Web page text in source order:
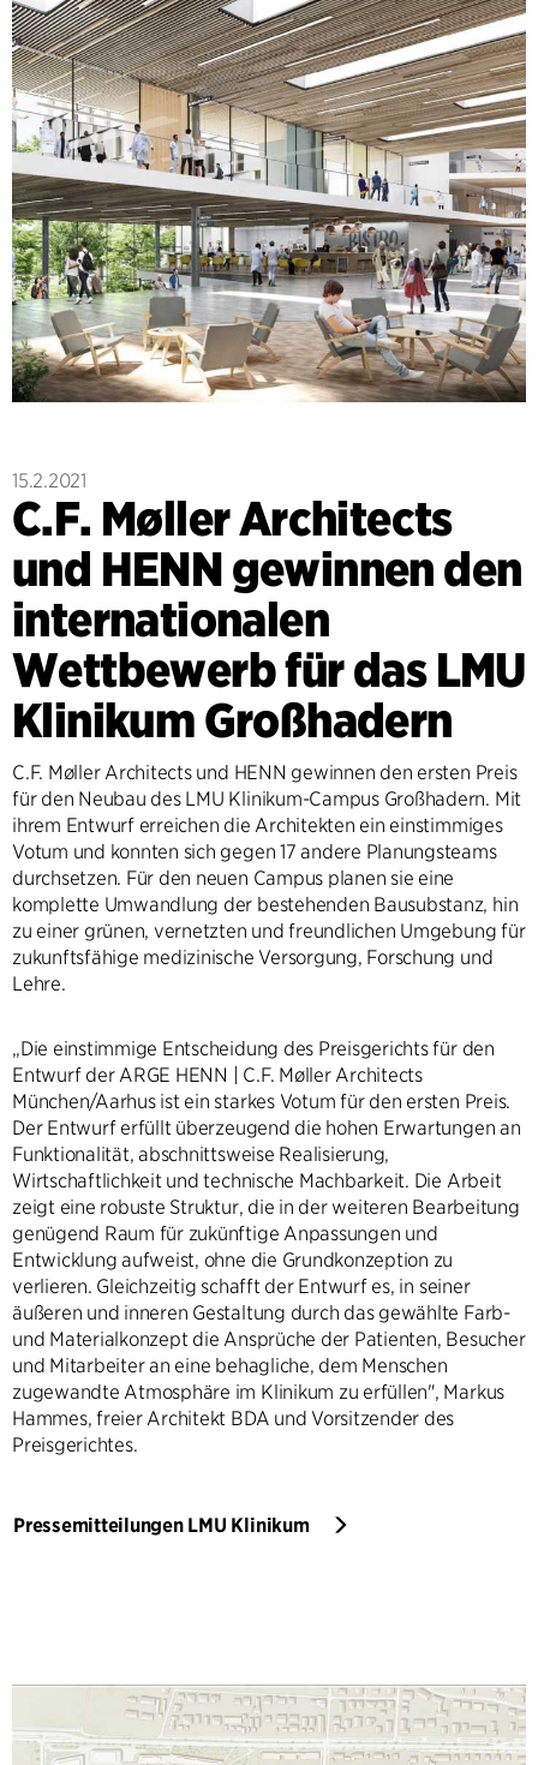
15.2.2021
C.F. Møller Architects
und HENN gewinnen den
internationalen
Wettbewerb für das LMU
Klinikum Großhadern
C.F. Møller Architects und HENN gewinnen den ersten Preis
für den Neubau des LMU Klinikum-Campus Großhadern. Mit
ihrem Entwurf erreichen die Architekten ein einstimmiges
Votum und konnten sich gegen 17 andere Planungsteams
durchsetzen. Für den neuen Campus planen sie eine
komplette Umwandlung der bestehenden Bausubstanz, hin
zu einer grünen, vernetzten und freundlichen Umgebung für
zukunftsfähige medizinische Versorgung, Forschung und
Lehre.
„Die einstimmige Entscheidung des Preisgerichts für den
Entwurf der ARGE HENN | C.F. Møller Architects
München/Aarhus ist ein starkes Votum für den ersten Preis.
Der Entwurf erfüllt überzeugend die hohen Erwartungen an
Funktionalität, abschnittsweise Realisierung,
Wirtschaftlichkeit und technische Machbarkeit. Die Arbeit
zeigt eine robuste Struktur, die in der weiteren Bearbeitung
genügend Raum für zukünftige Anpassungen und
Entwicklung aufweist, ohne die Grundkonzeption zu
verlieren. Gleichzeitig schafft der Entwurf es, in seiner
äußeren und inneren Gestaltung durch das gewählte Farb-
und Materialkonzept die Ansprüche der Patienten, Besucher
und Mitarbeiter an eine behagliche, dem Menschen
zugewandte Atmosphäre im Klinikum zu erfüllen", Markus
Hammes, freier Architekt BDA und Vorsitzender des
Preisgerichtes.
Pressemitteilungen LMU Klinikum